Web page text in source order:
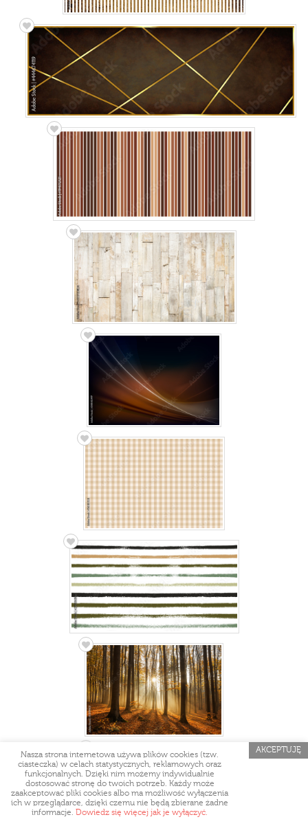
Nasza strona internetowa używa plików cookies (tzw.
ciasteczka) w celach statystycznych, reklamowych oraz
funkcjonalnych. Dzięki nim możemy indywidualnie
dostosować stronę do twoich potrzeb. Każdy może
zaakceptować pliki cookies albo ma możliwość wyłączenia
ich w przeglądarce, dzięki czemu nie będą zbierane żadne
informacje. Dowiedz się więcej jak je wyłączyć.
AKCEPTUJĘ